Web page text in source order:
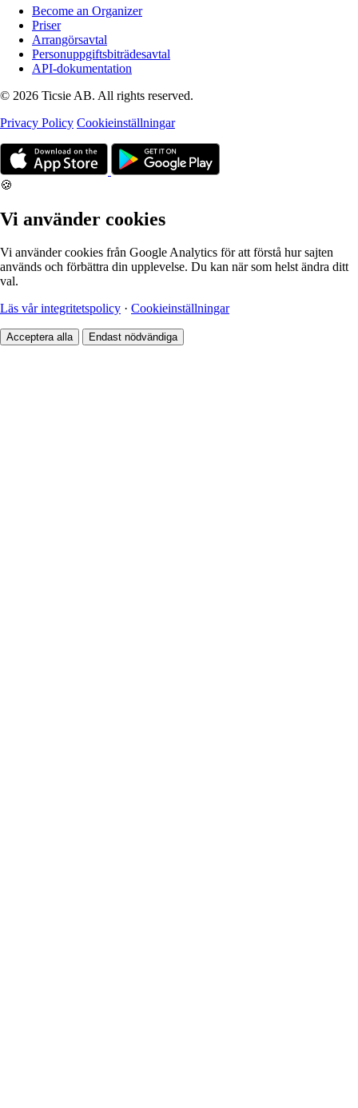
Become an Organizer
Priser
Arrangörsavtal
Personuppgiftsbiträdesavtal
API-dokumentation
© 2026 Ticsie AB. All rights reserved.
Privacy Policy Cookieinställningar
🍪
Vi använder cookies
Vi använder cookies från Google Analytics för att förstå hur sajten
används och förbättra din upplevelse. Du kan när som helst ändra ditt
val.
Läs vår integritetspolicy · Cookieinställningar
Acceptera alla Endast nödvändiga